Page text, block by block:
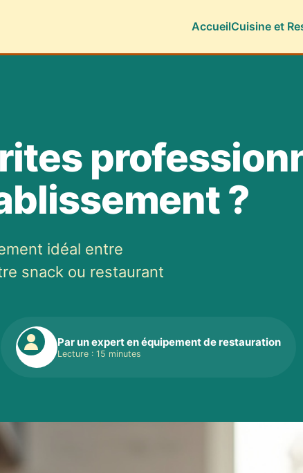
AccueilCuisine et
?
idéal entre
snack ou restaurant
Par un expert en équipement de restauration
Lecture : 15 minutes